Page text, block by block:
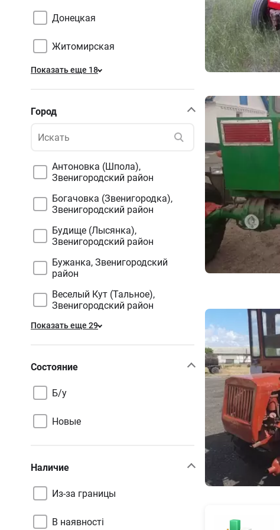
Донецкая
Житомирская
Показать еще 18
Город
Антоновка (Шпола),
Звенигородский район
Богачовка (Звенигородка),
Звенигородский район
Будище (Лысянка),
Звенигородский район
Бужанка, Звенигородский
район
Веселый Кут (Тальное),
Звенигородский район
Показать еще 29
Состояние
Б/у
Новые
Наличие
Из-за границы
В наявності